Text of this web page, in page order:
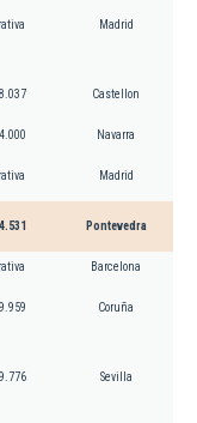
Madrid
Castellon
Navarra
Madrid
Pontevedra
Barcelona
Coruña
Sevilla